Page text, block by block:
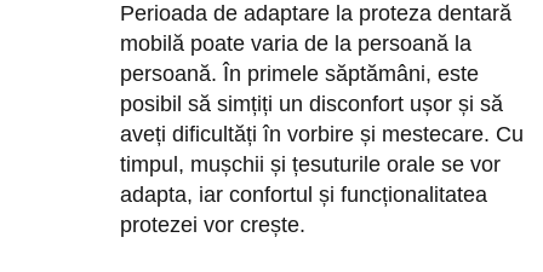
Perioada de adaptare la proteza dentară
mobilă poate varia de la persoană la
persoană. În primele săptămâni, este
posibil să simțiți un disconfort ușor și să
aveți dificultăți în vorbire și mestecare. Cu
timpul, mușchii și țesuturile orale se vor
adapta, iar confortul și funcționalitatea
protezei vor crește.